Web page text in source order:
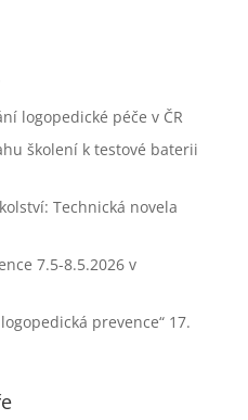
logopedické péče v ČR
školení k testové baterii
Technická novela
7.5-8.5.2026 v
prevence“ 17.